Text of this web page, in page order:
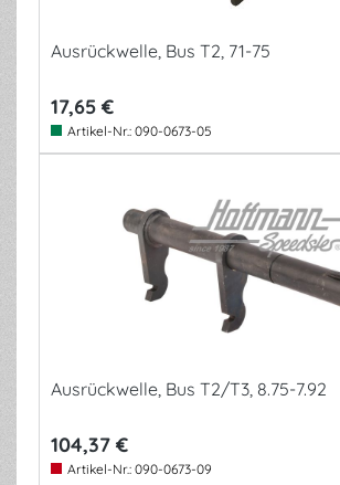
Ausrückwelle, Bus T2, 71-75
17,65 €
Artikel-Nr.: 090-0673-05
Ausrückwelle, Bus T2/T3, 8.75-7.92
104,37 €
Artikel-Nr.: 090-0673-09